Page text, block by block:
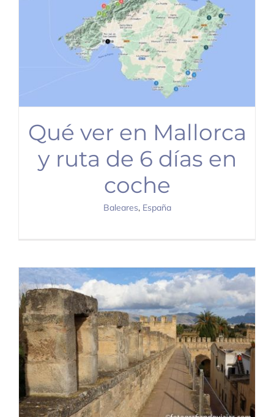
Qué ver en Mallorca
y ruta de 6 días en
coche
Baleares, España